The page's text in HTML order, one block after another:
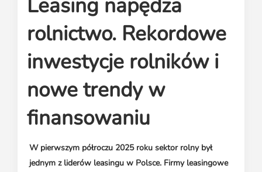
Partnerzy ZPL
Subskrybuj Leaseletter
Materiały do pobrania
Kontakt dla mediów
Klauzule informacyjne
Leasing napędza
rolnictwo. Rekordowe
inwestycje rolników i
nowe trendy w
finansowaniu
W pierwszym półroczu 2025 roku sektor rolny był
jednym z liderów leasingu w Polsce. Firmy leasingowe